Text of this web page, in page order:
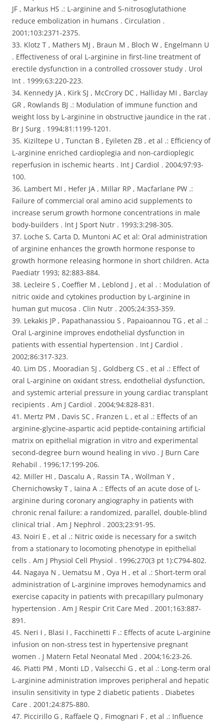
JF , Markus HS .: L-arginine and S-nitrosoglutathione
reduce embolization in humans . Circulation .
2001;103:2371-2375.
33. Klotz T , Mathers MJ , Braun M , Bloch W , Engelmann U
. Effectiveness of oral L-arginine in first-line treatment of
erectile dysfunction in a controlled crossover study . Urol
Int . 1999;63:220-223.
34. Kennedy JA , Kirk SJ , McCrory DC , Halliday MI , Barclay
GR , Rowlands BJ .: Modulation of immune function and
weight loss by L-arginine in obstructive jaundice in the rat .
Br J Surg . 1994;81:1199-1201.
35. Kiziltepe U , Tunctan B , Eyileten ZB , et al .: Efficiency of
L-arginine enriched cardioplegia and non-cardioplegic
reperfusion in ischemic hearts . Int J Cardiol . 2004;97:93-
100.
36. Lambert MI , Hefer JA , Millar RP , Macfarlane PW .:
Failure of commercial oral amino acid supplements to
increase serum growth hormone concentrations in male
body-builders . Int J Sport Nutr . 1993;3:298-305.
37. Loche S, Carta D, Muntoni AC et al: Oral administration
of arginine enhances the growth hormone response to
growth hormone releasing hormone in short children. Acta
Paediatr 1993; 82:883-884.
38. Lecleire S , Coeffier M , Leblond J , et al . : Modulation of
nitric oxide and cytokines production by L-arginine in
human gut mucosa . Clin Nutr . 2005;24:353-359.
39. Lekakis JP , Papathanassiou S , Papaioannou TG , et al .:
Oral L-arginine improves endothelial dysfunction in
patients with essential hypertension . Int J Cardiol .
2002;86:317-323.
40. Lim DS , Mooradian SJ , Goldberg CS , et al .: Effect of
oral L-arginine on oxidant stress, endothelial dysfunction,
and systemic arterial pressure in young cardiac transplant
recipients . Am J Cardiol . 2004;94:828-831.
41. Mertz PM , Davis SC , Franzen L , et al .: Effects of an
arginine-glycine-aspartic acid peptide-containing artificial
matrix on epithelial migration in vitro and experimental
second-degree burn wound healing in vivo . J Burn Care
Rehabil . 1996;17:199-206.
42. Miller HI , Dascalu A , Rassin TA , Wollman Y ,
Chernichowsky T , Iaina A .: Effects of an acute dose of L-
arginine during coronary angiography in patients with
chronic renal failure: a randomized, parallel, double-blind
clinical trial . Am J Nephrol . 2003;23:91-95.
43. Noiri E , et al .: Nitric oxide is necessary for a switch
from a stationary to locomoting phenotype in epithelial
cells . Am J Physiol Cell Physiol . 1996;270(3 pt 1):C794-802.
44. Nagaya N , Uematsu M , Oya H , et al .: Short-term oral
administration of L-arginine improves hemodynamics and
exercise capacity in patients with precapillary pulmonary
hypertension . Am J Respir Crit Care Med . 2001;163:887-
891.
45. Neri I , Blasi I , Facchinetti F .: Effects of acute L-arginine
infusion on non-stress test in hypertensive pregnant
women . J Matern Fetal Neonatal Med . 2004;16:23-26.
46. Piatti PM , Monti LD , Valsecchi G , et al .: Long-term oral
L-arginine administration improves peripheral and hepatic
insulin sensitivity in type 2 diabetic patients . Diabetes
Care . 2001;24:875-880.
47. Piccirillo G , Raffaele Q , Fimognari F , et al .: Influence